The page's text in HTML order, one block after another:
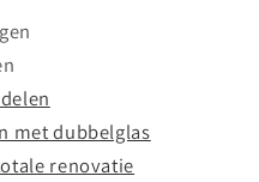
met dubbelglas
renovatie